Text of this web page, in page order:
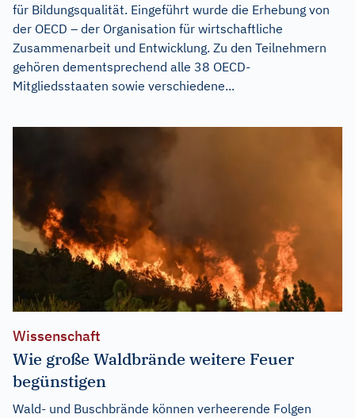
für Bildungsqualität. Eingeführt wurde die Erhebung von
der OECD – der Organisation für wirtschaftliche
Zusammenarbeit und Entwicklung. Zu den Teilnehmern
gehören dementsprechend alle 38 OECD-
Mitgliedsstaaten sowie verschiedene...
Wissenschaft
Wie große Waldbrände weitere Feuer
begünstigen
Wald- und Buschbrände können verheerende Folgen